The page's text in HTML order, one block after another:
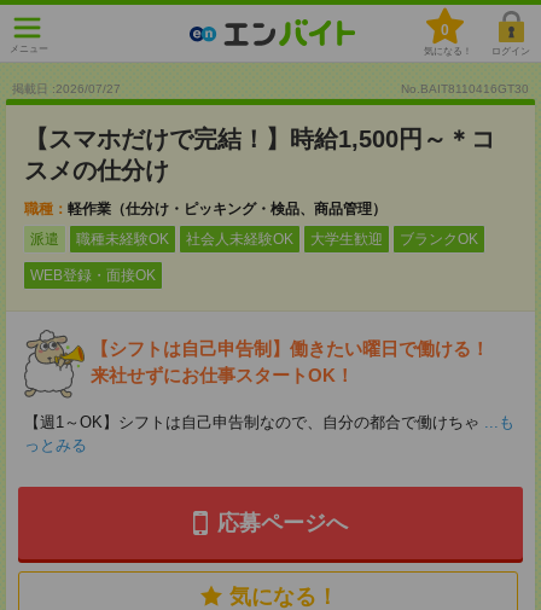
メニュー
0
気になる！ ログイン
掲載日 :2026/07/27 No.BAIT8110416GT30
【スマホだけで完結！】時給1,500円～＊コ
スメの仕分け
職種： 軽作業（仕分け・ピッキング・検品、商品管理）
派遣
職種未経験OK 社会人未経験OK 大学生歓迎 ブランクOK
WEB登録・面接OK
【シフトは自己申告制】働きたい曜日で働ける！
来社せずにお仕事スタートOK！
【週1～OK】シフトは自己申告制なので、自分の都合で働けちゃ ...も
っとみる
応募ページへ
気になる！